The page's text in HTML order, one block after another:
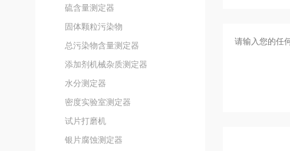
硫含量测定器
固体颗粒污染物
总污染物含量测定器
添加剂机械杂质测定器
水分测定器
密度实验室测定器
试片打磨机
银片腐蚀测定器